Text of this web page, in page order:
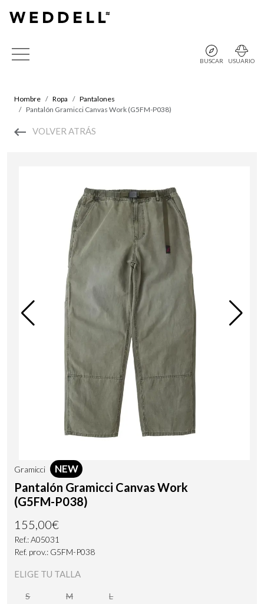
BUSCAR USUARIO
Hombre Ropa
Pantalones
Pantalón Gramicci Canvas Work (G5FM-P038)
VOLVER ATRÁS
Gramicci NEW
Pantalón Gramicci Canvas Work
(G5FM-P038)
155,00€
Ref.: A05031
Ref. prov.: G5FM-P038
ELIGE TU TALLA
S M L